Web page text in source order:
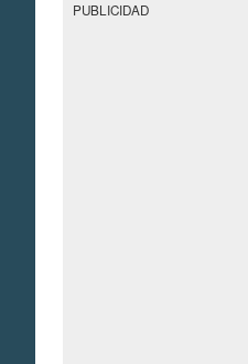
PUBLICIDAD